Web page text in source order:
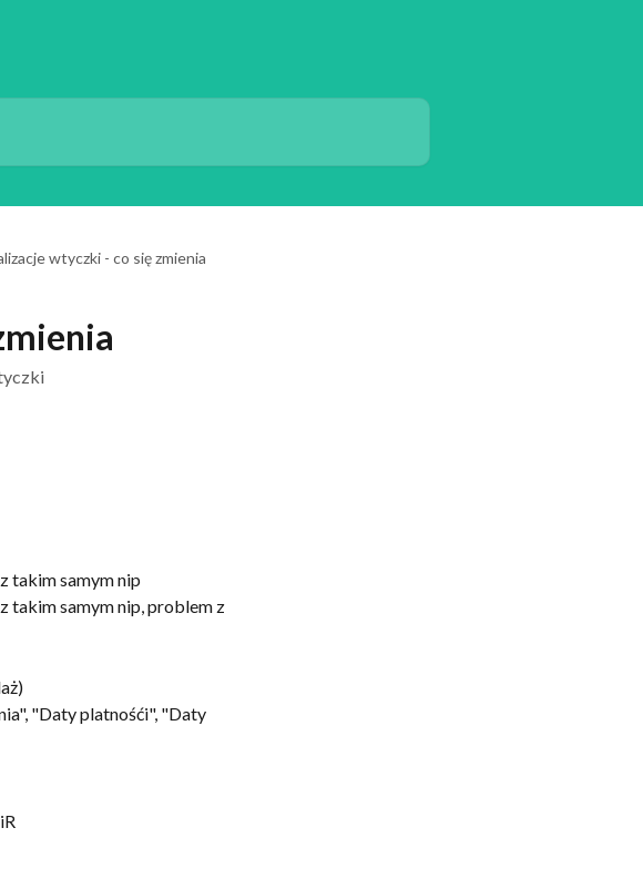
wtyczki - co się zmienia
takim samym nip
takim samym nip, problem z
"Daty platnośći", "Daty